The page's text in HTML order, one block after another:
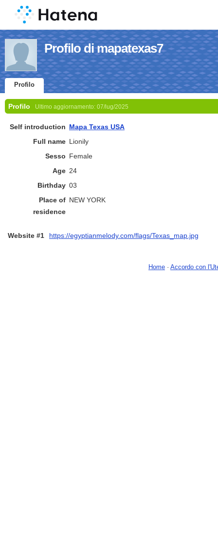
Profilo di mapatexas7
Profilo
Profilo Ultimo aggiornamento: 07/lug/2025
Self introduction Mapa Texas USA
Full name Lionily
Sesso Female
Age 24
Birthday 03
Place of
residence
NEW YORK
Website #1 https://egyptianmelody.com/flags/Texas_map.jpg
Home - Accordo con